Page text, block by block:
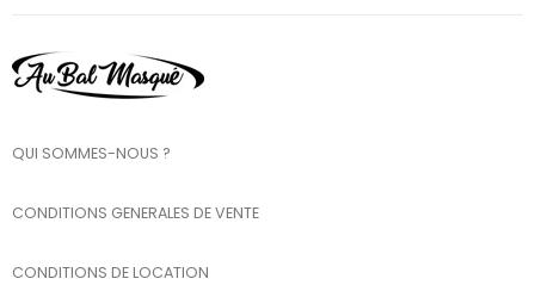
QUI SOMMES-NOUS ?
CONDITIONS GENERALES DE VENTE
CONDITIONS DE LOCATION